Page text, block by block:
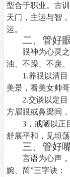
型合于职业。古
天门，主运与智
运。
二、管好
眼神为心灵
浊、不躁、不戾
1.养眼以清
美景，看美女帅
2.交谈以定
方眉眼或鼻梁间
3，戒陋以正
舒展平和，见坦荡
三、管好
言语为心声
婉、简”三字诀：